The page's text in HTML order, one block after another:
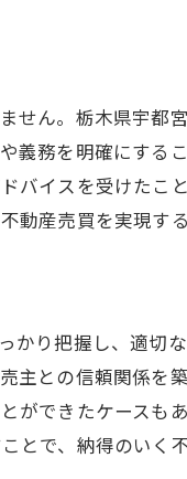
買を成功させる
ポイント
動産売買テクニック
せん。栃木県宇都
務を明確にする
イスを受けたこ
産売買を実現する
かり把握し、適切
主との信頼関係を
できたケースも
で、納得のいく